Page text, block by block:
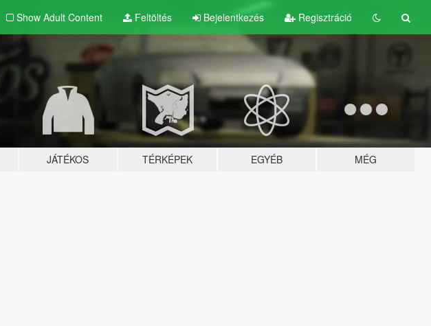
Show Adult Content Feltöltés Bejelentkezés Regisztráció
JÁTÉKOS TÉRKÉPEK EGYÉB MÉG